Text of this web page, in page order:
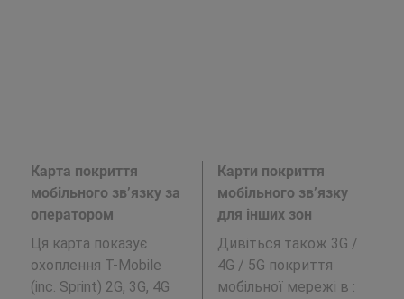
Карта покриття
мобільного зв’язку за
оператором
Ця карта показує
охоплення T-Mobile
(inc. Sprint) 2G, 3G, 4G
Карти покриття
мобільного зв’язку
для інших зон
Дивіться також 3G /
4G / 5G покриття
мобільної мережі в :